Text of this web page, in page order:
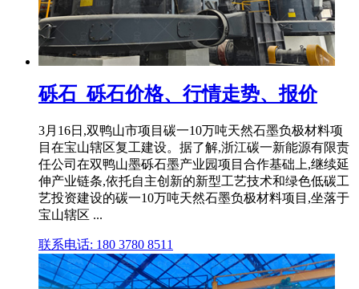
砾石_砾石价格、行情走势、报价
3月16日,双鸭山市项目碳一10万吨天然石墨负极材料项
目在宝山辖区复工建设。据了解,浙江碳一新能源有限责
任公司在双鸭山墨砾石墨产业园项目合作基础上,继续延
伸产业链条,依托自主创新的新型工艺技术和绿色低碳工
艺投资建设的碳一10万吨天然石墨负极材料项目,坐落于
宝山辖区 ...
联系电话: 180 3780 8511